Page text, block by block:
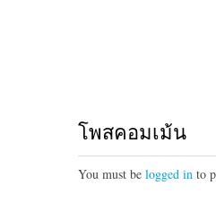
โพสคอมเม้น
You must be logged in to